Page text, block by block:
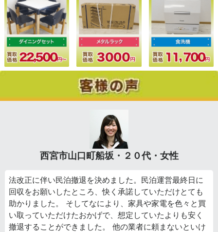
西宮市山口町船坂・２０代・女性
法改正に伴い民泊撤退を決めました。民泊運営最終日に
回収をお願いしたところ、快く承諾していただけとても
助かりました。 そしてなにより、家具や家電を色々と買
い取っていただけたおかげで、想定していたよりも安く
撤退することができました。 他の業者に頼まないといけ